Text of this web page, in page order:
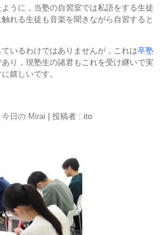
うに，当塾の自習室では私語をする生徒
れる生徒も音楽を聞きながら自習すると
いるわけではありませんが，これは卒塾
り，現塾生の諸君もこれを受け継いで実
嬉しいです。
今日の Mirai 投稿者 : ito